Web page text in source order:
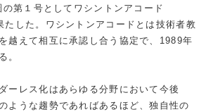
第１号としてワシントンアコード
たした。ワシントンアコードとは技術者教
越えて相互に承認し合う協定で、1989年
。
ーレス化はあらゆる分野において今後
ような趨勢であればあるほど、独自性の